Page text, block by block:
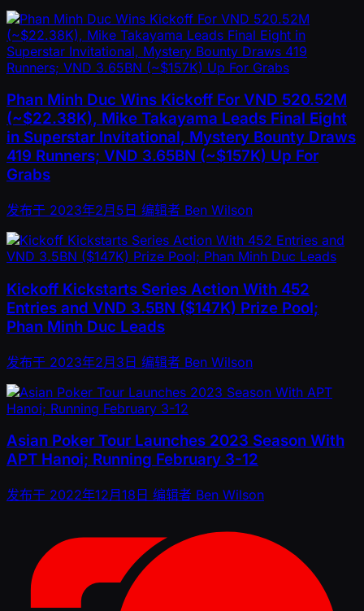
Phan Minh Duc Wins Kickoff For VND 520.52M
(~$22.38K), Mike Takayama Leads Final Eight
in Superstar Invitational, Mystery Bounty Draws
419 Runners; VND 3.65BN (~$157K) Up For
Grabs
发布于 2023年2月5日 编辑者 Ben Wilson
Kickoff Kickstarts Series Action With 452
Entries and VND 3.5BN ($147K) Prize Pool;
Phan Minh Duc Leads
发布于 2023年2月3日 编辑者 Ben Wilson
Asian Poker Tour Launches 2023 Season With
APT Hanoi; Running February 3-12
发布于 2022年12月18日 编辑者 Ben Wilson